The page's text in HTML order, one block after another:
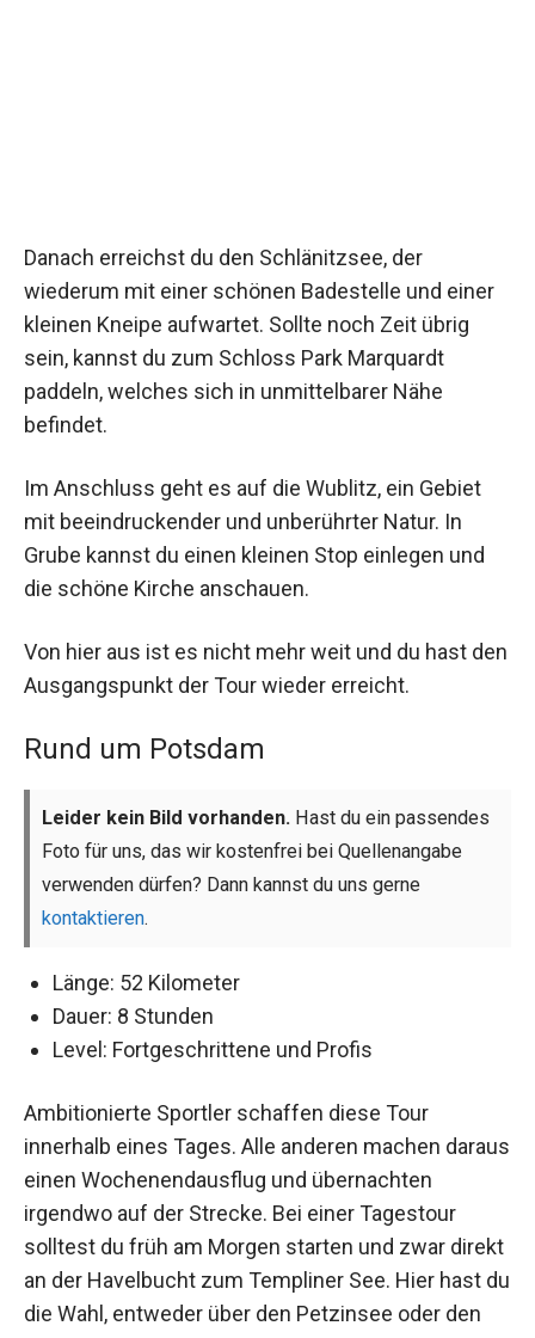
Danach erreichst du den Schlänitzsee, der
wiederum mit einer schönen Badestelle und einer
kleinen Kneipe aufwartet. Sollte noch Zeit übrig
sein, kannst du zum Schloss Park Marquardt
paddeln, welches sich in unmittelbarer Nähe
befindet.
Im Anschluss geht es auf die Wublitz, ein Gebiet
mit beeindruckender und unberührter Natur. In
Grube kannst du einen kleinen Stop einlegen und
die schöne Kirche anschauen.
Von hier aus ist es nicht mehr weit und du hast den
Ausgangspunkt der Tour wieder erreicht.
Rund um Potsdam
Leider kein Bild vorhanden. Hast du ein passendes
Foto für uns, das wir kostenfrei bei Quellenangabe
verwenden dürfen? Dann kannst du uns gerne
kontaktieren.
Länge: 52 Kilometer
Dauer: 8 Stunden
Level: Fortgeschrittene und Profis
Ambitionierte Sportler schaffen diese Tour
innerhalb eines Tages. Alle anderen machen daraus
einen Wochenendausflug und übernachten
irgendwo auf der Strecke. Bei einer Tagestour
solltest du früh am Morgen starten und zwar direkt
an der Havelbucht zum Templiner See. Hier hast du
die Wahl, entweder über den Petzinsee oder den